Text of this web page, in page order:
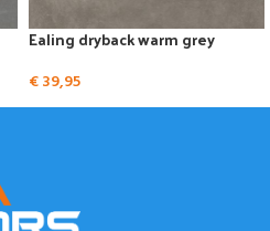
Ealing dryback warm grey
€39,95